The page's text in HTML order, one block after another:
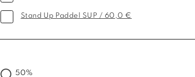
Stand Up Paddel SUP / 60,0 €
50%